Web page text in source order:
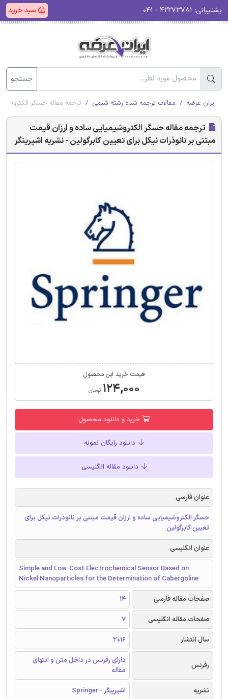
پشتیبانی: سبد خرید
جستجو
ایران عرضه مقالات ترجمه شده رشته شیمی ترجمه مقاله حسگر
ترجمه مقاله حسگر الکتروشیمیایی ساده و ارزان قیمت
مبتنی بر نانوذرات نیکل برای تعیین کابرگولین - نشریه اشپرینگر
قیمت خرید این محصول
۱۲۴,۰۰۰ تومان
خرید و دانلود محصول
دانلود رایگان نمونه
دانلود مقاله انگلیسی
عنوان فارسی
حسگر الکتروشیمیایی ساده و ارزان قیمت مبتنی بر نانوذرات نیکل برای
تعیین کابرگولین
عنوان انگلیسی
Simple and Low-Cost Electrochemical Sensor Based on
Nickel Nanoparticles for the Determination of Cabergoline
صفحات مقاله فارسی
14
صفحات مقاله انگلیسی
7
سال انتشار
2016
رفرنس
دارای رفرنس در داخل متن و انتهای
مقاله
نشریه
اشپرینگر - Springer